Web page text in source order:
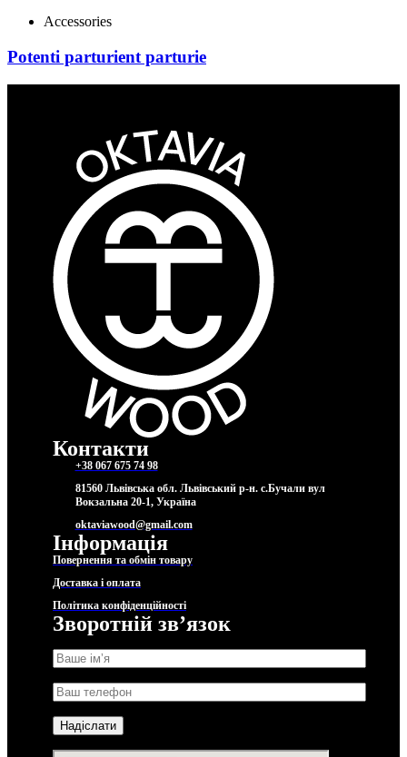
Accessories
Potenti parturient parturie
Контакти
+38 067 675 74 98
81560 Львівська обл. Львівський р-н. с.Бучали вул
Вокзальна 20-1, Україна
oktaviawood@gmail.com
Інформація
Повернення та обмін товару
Доставка і оплата
Політика конфіденційності
Зворотній звʼязок